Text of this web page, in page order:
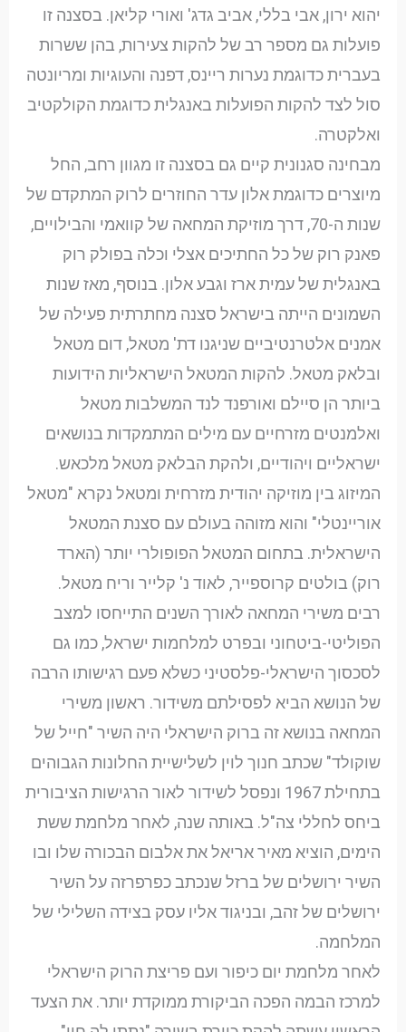
יהוא ירון, אבי בללי, אביב גדג' ואורי קליאן. בסצנה זו
פועלות גם מספר רב של להקות צעירות, בהן ששרות
בעברית כדוגמת נערות ריינס, דפנה והעוגיות ומריונטה
סול לצד להקות הפועלות באנגלית כדוגמת הקולקטיב
ואלקטרה.
מבחינה סגנונית קיים גם בסצנה זו מגוון רחב, החל
מיוצרים כדוגמת אלון עדר החוזרים לרוק המתקדם של
שנות ה-70, דרך מוזיקת המחאה של קוואמי והבילויים,
פאנק רוק של כל החתיכים אצלי וכלה בפולק רוק
באנגלית של עמית ארז וגבע אלון. בנוסף, מאז שנות
השמונים הייתה בישראל סצנה מחתרתית פעילה של
אמנים אלטרנטיביים שניגנו דת' מטאל, דום מטאל
ובלאק מטאל. להקות המטאל הישראליות הידועות
ביותר הן סיילם ואורפנד לנד המשלבות מטאל
ואלמנטים מזרחיים עם מילים המתמקדות בנושאים
ישראליים ויהודיים, ולהקת הבלאק מטאל מלכאש.
המיזוג בין מוזיקה יהודית מזרחית ומטאל נקרא "מטאל
אוריינטלי" והוא מזוהה בעולם עם סצנת המטאל
הישראלית. בתחום המטאל הפופולרי יותר (הארד
רוק) בולטים קרוספייר, לאוד נ' קלייר וריח מטאל.
רבים משירי המחאה לאורך השנים התייחסו למצב
הפוליטי-ביטחוני ובפרט למלחמות ישראל, כמו גם
לסכסוך הישראלי-פלסטיני כשלא פעם רגישותו הרבה
של הנושא הביא לפסילתם משידור. ראשון משירי
המחאה בנושא זה ברוק הישראלי היה השיר "חייל של
שוקולד" שכתב חנוך לוין לשלישיית החלונות הגבוהים
בתחילת 1967 ונפסל לשידור לאור הרגישות הציבורית
ביחס לחללי צה"ל. באותה שנה, לאחר מלחמת ששת
הימים, הוציא מאיר אריאל את אלבום הבכורה שלו ובו
השיר ירושלים של ברזל שנכתב כפרפרזה על השיר
ירושלים של זהב, ובניגוד אליו עסק בצידה השלילי של
המלחמה.
לאחר מלחמת יום כיפור ועם פריצת הרוק הישראלי
למרכז הבמה הפכה הביקורת ממוקדת יותר. את הצעד